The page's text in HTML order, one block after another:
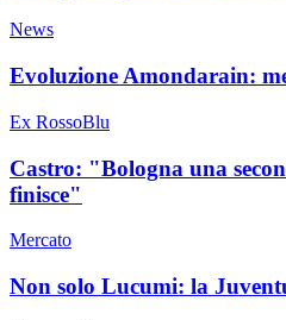
News
Evoluzione Amondarain:
Ex RossoBlu
Castro: "Bologna una
finisce"
Mercato
Non solo Lucumi: la